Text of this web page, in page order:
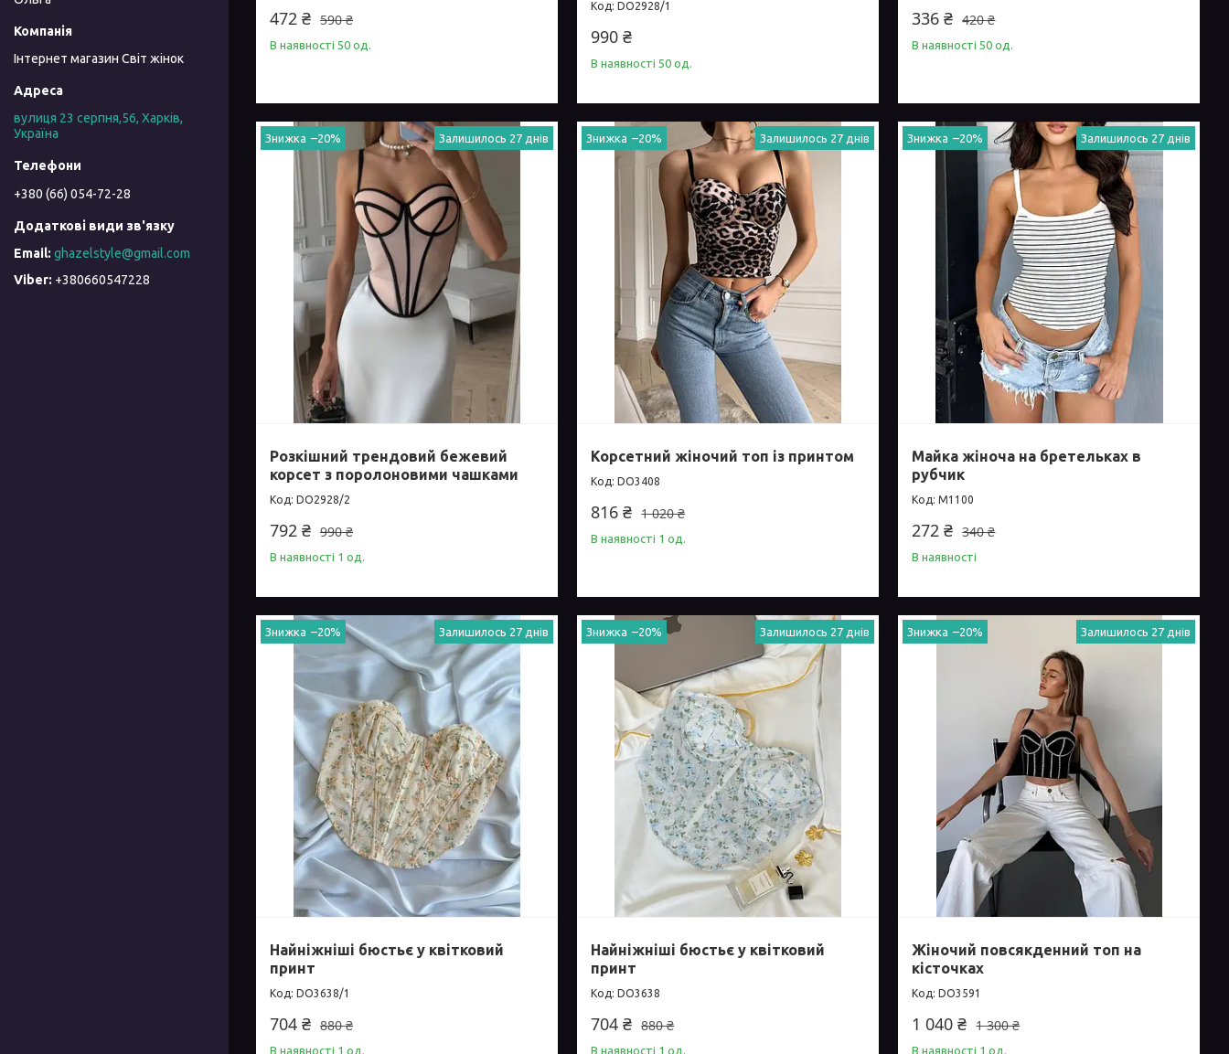
590 ₴
472 ₴
В наявності 50 од.
DO2928/1
990 ₴
В наявності 50 од.
420 ₴
336 ₴
В наявності 50 од.
–20% Залишилось 27 днів
Розкішний трендовий бежевий
корсет з поролоновими чашками
DO2928/2
990 ₴
792 ₴
В наявності 1 од.
–20% Залишилось 27 днів
Корсетний жіночий топ із принтом
DO3408
1 020 ₴
816 ₴
В наявності 1 од.
–20% Залишилось 27 днів
Майка жіноча на бретельках в
рубчик
М1100
340 ₴
272 ₴
В наявності
–20% Залишилось 27 днів
Найніжніші бюстьє у квітковий
принт
DO3638/1
880 ₴
704 ₴
В наявності 1 од.
–20% Залишилось 27 днів
Найніжніші бюстьє у квітковий
принт
DO3638
880 ₴
704 ₴
В наявності 1 од.
–20% Залишилось 27 днів
Жіночий повсякденний топ на
кісточках
DO3591
1 300 ₴
1 040 ₴
В наявності 1 од.
Інтернет магазин Світ жінок
вулиця 23 серпня,56, Харків,
Україна
+380 (66) 054-72-28
ghazelstyle@gmail.com
+380660547228